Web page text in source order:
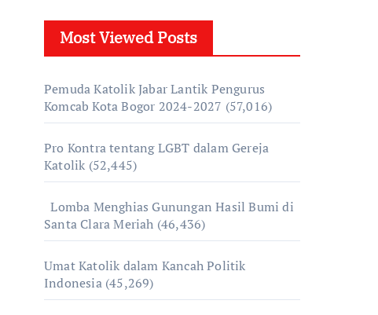
Most Viewed Posts
Pemuda Katolik Jabar Lantik Pengurus
Komcab Kota Bogor 2024-2027 (57,016)
Pro Kontra tentang LGBT dalam Gereja
Katolik (52,445)
Lomba Menghias Gunungan Hasil Bumi di
Santa Clara Meriah (46,436)
Umat Katolik dalam Kancah Politik
Indonesia (45,269)